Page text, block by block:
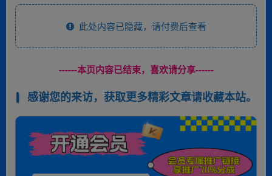
此处内容已隐藏，请付费后查看
------本页内容已结束，喜欢请分享------
感谢您的来访，获取更多精彩文章请收藏本站。